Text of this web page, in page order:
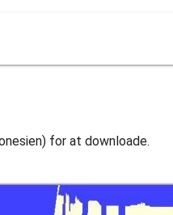
for at downloade.